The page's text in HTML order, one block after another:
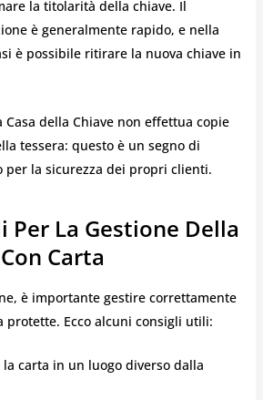
la titolarità della chiave. Il
è generalmente rapido, e nella
è possibile ritirare la nuova chiave in
Casa della Chiave non effettua copie
tessera: questo è un segno di
la sicurezza dei propri clienti.
Per La Gestione Della
Carta
è importante gestire correttamente
protette. Ecco alcuni consigli utili:
la carta in un luogo diverso dalla